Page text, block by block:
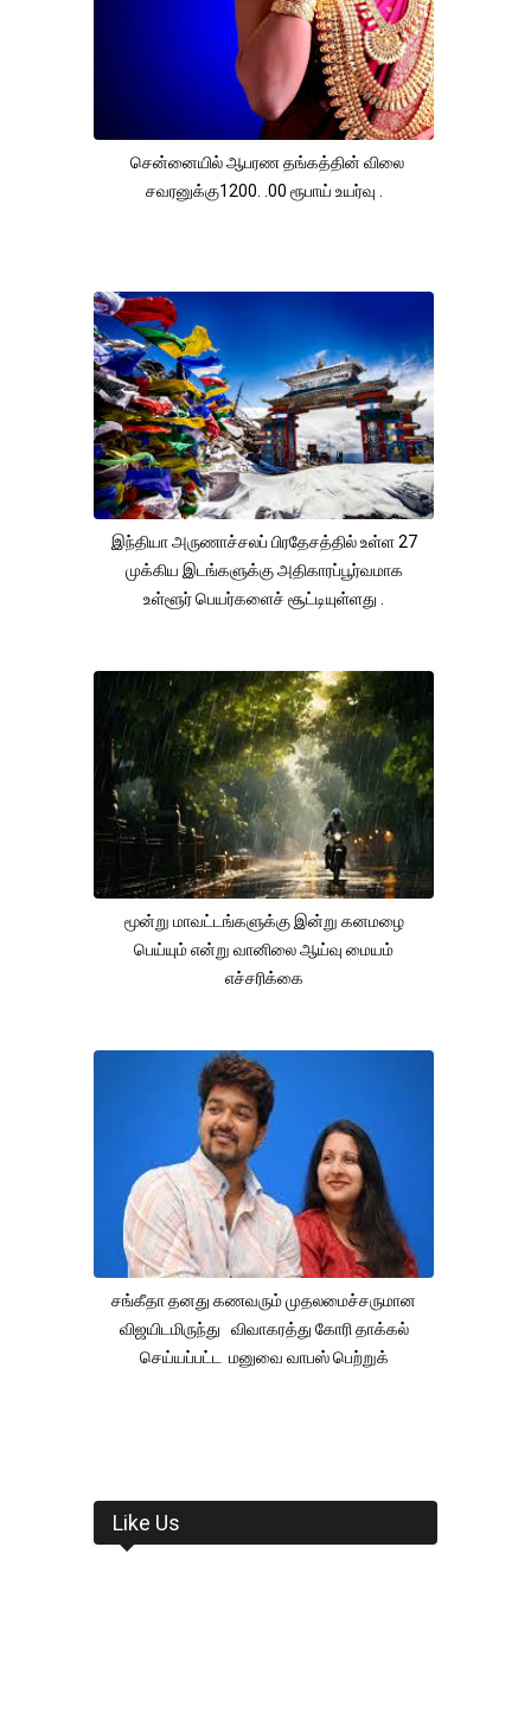
சென்னையில் ஆபரண தங்கத்தின் விலை
சவரனுக்கு1200. .00 ரூபாய் உயர்வு .
இந்தியா அருணாச்சலப் பிரதேசத்தில் உள்ள 27
முக்கிய இடங்களுக்கு அதிகாரப்பூர்வமாக
உள்ளூர் பெயர்களைச் சூட்டியுள்ளது .
மூன்று மாவட்டங்களுக்கு இன்று கனமழை
பெய்யும் என்று வானிலை ஆய்வு மையம்
எச்சரிக்கை
சங்கீதா தனது கணவரும் முதலமைச்சருமான
விஜயிடமிருந்து விவாகரத்து கோரி தாக்கல்
செய்யப்பட்ட மனுவை வாபஸ் பெற்றுக்
Like Us